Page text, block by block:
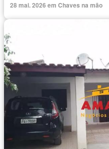
28 mai. 2026 em Chaves na mão